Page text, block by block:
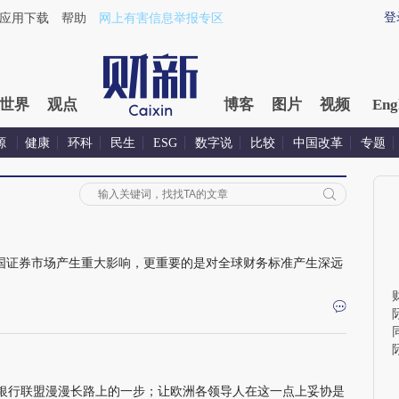
登
应用下载 帮助 网上有害信息举报专区
世界 观点 博客 图片 视频
健康 环科 民生 ESG 数字说 比较 中国改革 专题
券市场产生重大影响，更重要的是对全球财务标准产生深远
联盟漫漫长路上的一步；让欧洲各领导人在这一点上妥协是